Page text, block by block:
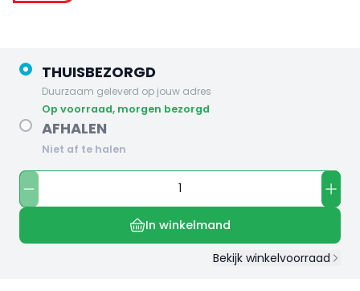
THUISBEZORGD
Duurzaam geleverd op jouw adres
op voorraad, morgen bezorgd
AFHALEN
Niet af te halen
In winkelmand
Bekijk winkelvoorraad